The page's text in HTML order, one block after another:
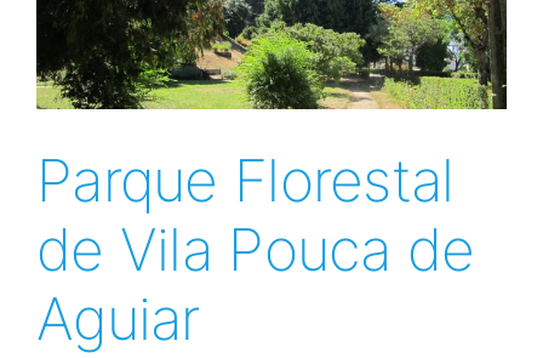
Parque Florestal
de Vila Pouca de
Aguiar